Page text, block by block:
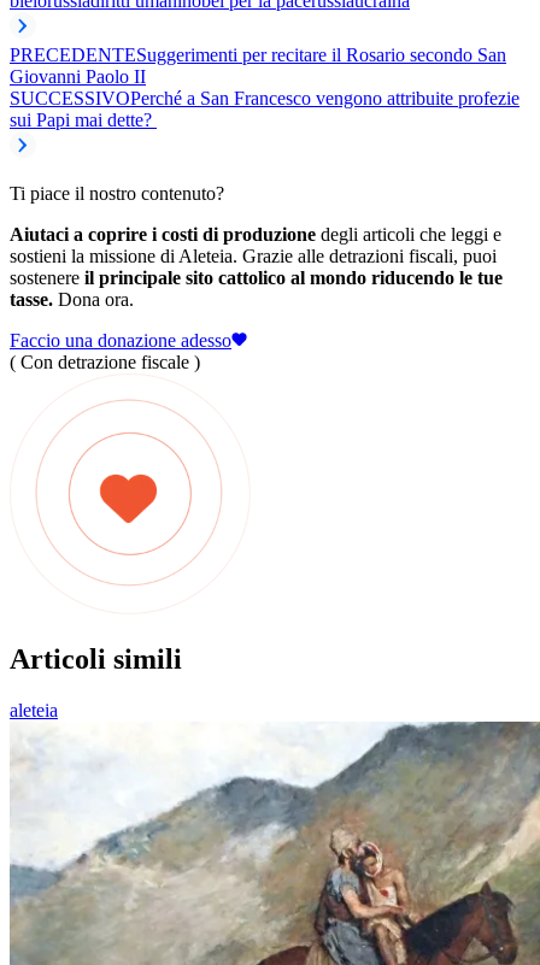
PRECEDENTESuggerimenti per recitare il Rosario secondo San
Giovanni Paolo II
SUCCESSIVOPerché a San Francesco vengono attribuite profezie
sui Papi mai dette?
Ti piace il nostro contenuto?
Aiutaci a coprire i costi di produzione degli articoli che leggi e
sostieni la missione di Aleteia. Grazie alle detrazioni fiscali, puoi
sostenere il principale sito cattolico al mondo riducendo le tue
tasse. Dona ora.
Faccio una donazione adesso
( Con detrazione fiscale )
Articoli simili
aleteia